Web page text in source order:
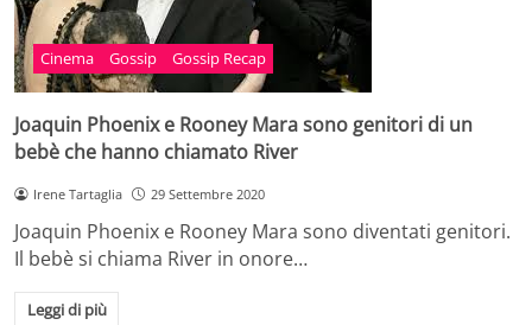
Cinema Gossip Gossip Recap
Joaquin Phoenix e Rooney Mara sono genitori di un
bebè che hanno chiamato River
Irene Tartaglia 29 Settembre 2020
Joaquin Phoenix e Rooney Mara sono diventati genitori.
Il bebè si chiama River in onore…
Leggi di più